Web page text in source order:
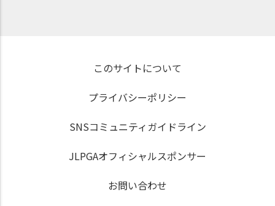
このサイトについて
プライバシーポリシー
SNSコミュニティガイドライン
JLPGAオフィシャルスポンサー
お問い合わせ